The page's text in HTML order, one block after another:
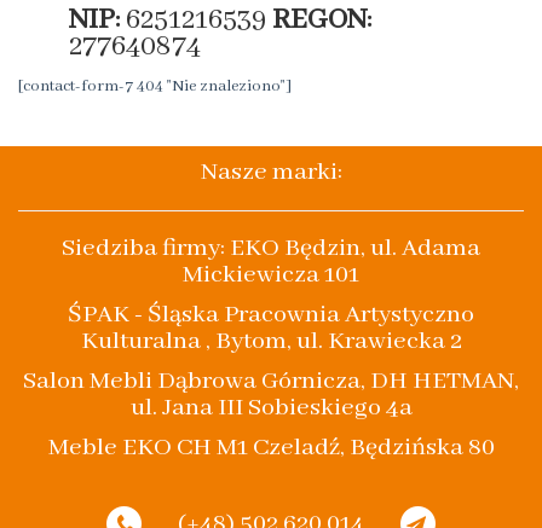
NIP: 6251216539 REGON:
277640874
[contact-form-7 404 "Nie znaleziono"]
Nasze marki:
Siedziba firmy: EKO Będzin, ul. Adama
Mickiewicza 101
ŚPAK - Śląska Pracownia Artystyczno
Kulturalna , Bytom, ul. Krawiecka 2
Salon Mebli Dąbrowa Górnicza, DH HETMAN,
ul. Jana III Sobieskiego 4a
Meble EKO CH M1 Czeladź, Będzińska 80